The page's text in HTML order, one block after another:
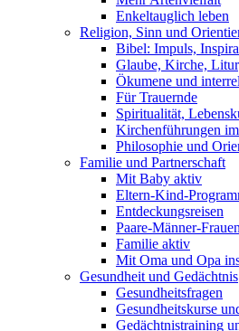
Enkeltauglich leben
Religion, Sinn und
Bibel: Impuls,
Glaube, Kirche,
Ökumene und
Für Trauernde
Spiritualität,
Kirchenführungen
Philosophie und
Familie und Partnerschaft
Mit Baby aktiv
Eltern-Kind-
Entdeckungsreisen
Paare-Männer-Frauen
Familie aktiv
Mit Oma und Opa
Gesundheit und Gedächtnis
Gesundheitsfragen
Gesundheitskurse
Gedächtnistraining